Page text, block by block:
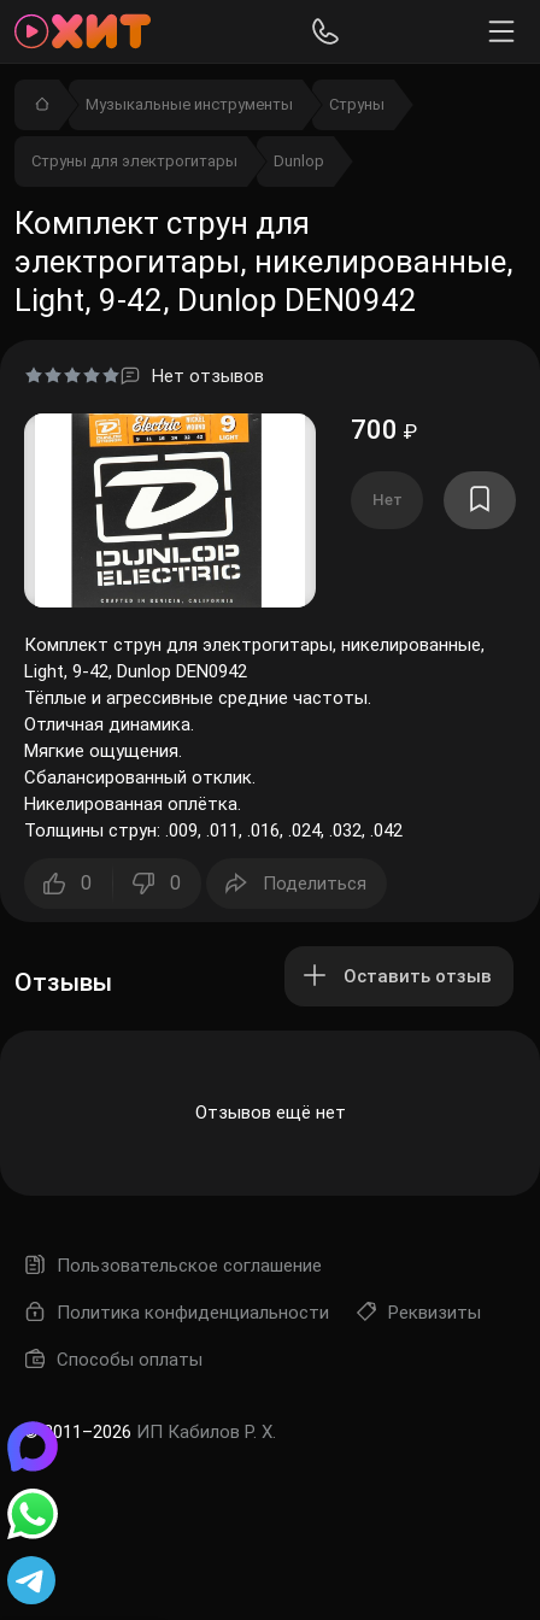
Музыкальные инструменты Струны
Струны для электрогитары Dunlop
Комплект струн для
электрогитары, никелированные,
Light, 9-42, Dunlop DEN0942
Нет отзывов
700 ₽
Нет
Комплект струн для электрогитары, никелированные,
Light, 9-42, Dunlop DEN0942
Тёплые и агрессивные средние частоты.
Отличная динамика.
Мягкие ощущения.
Сбалансированный отклик.
Никелированная оплётка.
Толщины струн: .009, .011, .016, .024, .032, .042
0 0 Поделиться
Отзывы Оставить отзыв
Отзывов ещё нет
Пользовательское соглашение
Политика конфиденциальности Реквизиты
Способы оплаты
© 2011–2026 ИП Кабилов Р. Х.